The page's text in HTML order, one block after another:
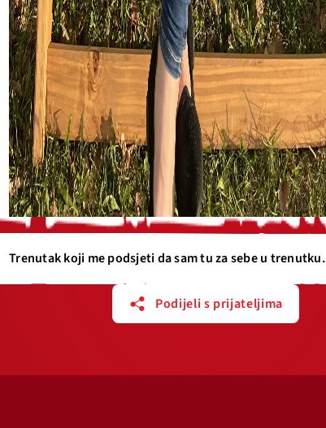
Trenutak koji me podsjeti da sam tu za sebe u trenutku.
Podijeli s prijateljima